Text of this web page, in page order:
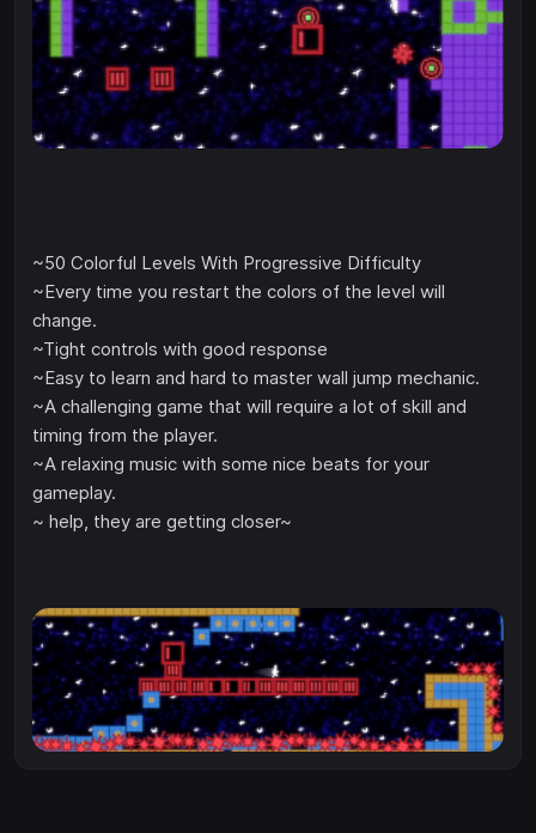
~50 Colorful Levels With Progressive Difficulty
~Every time you restart the colors of the level will
change.
~Tight controls with good response
~Easy to learn and hard to master wall jump mechanic.
~A challenging game that will require a lot of skill and
timing from the player.
~A relaxing music with some nice beats for your
gameplay.
~ help, they are getting closer~